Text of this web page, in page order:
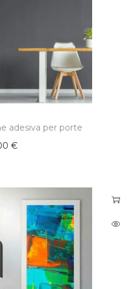
adesiva per porte
€